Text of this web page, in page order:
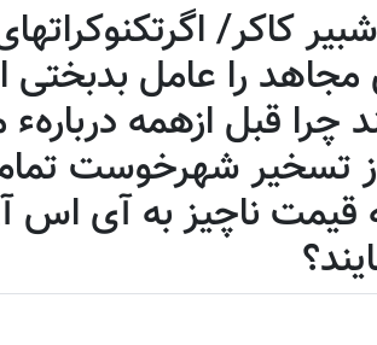
کاکر/
مجاهد را عامل بدبختی
چرا قبل ازهمه
تسخیر شهرخوست تمام
قیمت ناچیز به آی